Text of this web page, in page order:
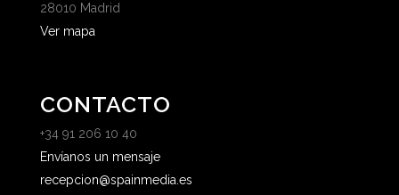
28010 Madrid
Ver mapa
CONTACTO
+34 91 206 10 40
Envíanos un mensaje
recepcion@spainmedia.es